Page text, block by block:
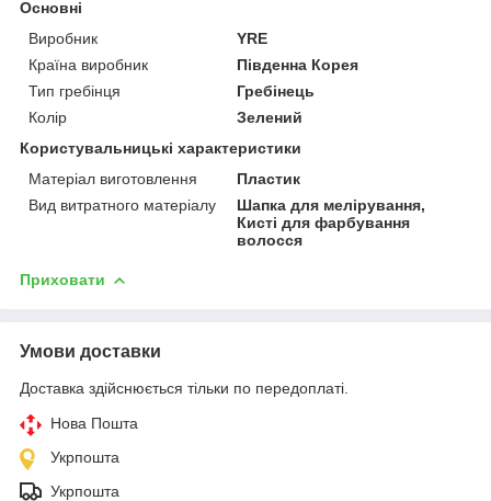
Основні
Виробник
YRE
Країна виробник
Південна Корея
Тип гребінця
Гребінець
Колір
Зелений
Користувальницькі характеристики
Матеріал виготовлення
Пластик
Вид витратного матеріалу
Шапка для мелірування,
Кисті для фарбування
волосся
Приховати
Умови доставки
Доставка здійснюється тільки по передоплаті.
Нова Пошта
Укрпошта
Укрпошта